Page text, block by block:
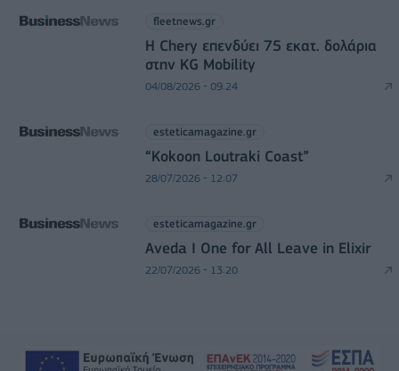
fleetnews.gr
Η Chery επενδύει 75 εκατ. δολάρια
στην KG Mobility
04/08/2026 - 09:24
esteticamagazine.gr
“Kokoon Loutraki Coast”
28/07/2026 - 12:07
esteticamagazine.gr
Aveda I One for All Leave in Elixir
22/07/2026 - 13:20